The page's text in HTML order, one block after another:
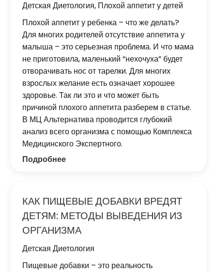
Детская Диетология, Плохой аппетит у детей
Плохой аппетит у ребенка – что же делать?
Для многих родителей отсутствие аппетита у
малыша – это серьезная проблема. И что мама
не приготовила, маленький “нехочуха” будет
отворачивать нос от тарелки. Для многих
взрослых желание есть означает хорошее
здоровье. Так ли это и что может быть
причиной плохого аппетита разберем в статье.
В МЦ Альтернатива проводится глубокий
анализ всего организма с помощью Комплекса
Медицинского Экспертного.
Подробнее
КАК ПИЩЕВЫЕ ДОБАВКИ ВРЕДЯТ
ДЕТЯМ: МЕТОДЫ ВЫВЕДЕНИЯ ИЗ
ОРГАНИЗМА
Детская Диетология
Пищевые добавки – это реальность